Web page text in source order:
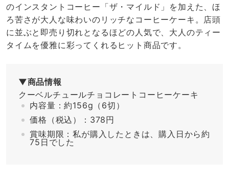
のインスタントコーヒー「ザ・マイルド」を加えた、ほ
ろ苦さが大人な味わいのリッチなコーヒーケーキ。店頭
に並ぶと即売り切れとなるほどの人気で、大人のティー
タイムを優雅に彩ってくれるヒット商品です。
▼商品情報
クーベルチュールチョコレートコーヒーケーキ
内容量：約156g（6切）
価格（税込）：378円
賞味期限：私が購入したときは、購入日から約
75日でした